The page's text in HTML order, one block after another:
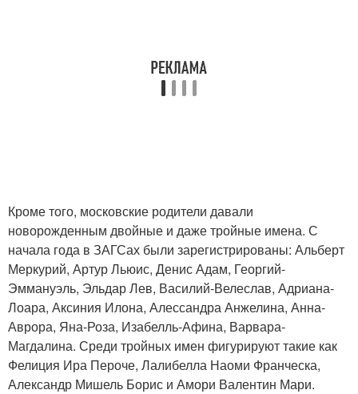
Кроме того, московские родители давали
новорожденным двойные и даже тройные имена. С
начала года в ЗАГСах были зарегистрированы: Альберт
Меркурий, Артур Льюис, Денис Адам, Георгий-
Эммануэль, Эльдар Лев, Василий-Велеслав, Адриана-
Лоара, Аксиния Илона, Алессандра Анжелина, Анна-
Аврора, Яна-Роза, Изабелль-Афина, Варвара-
Магдалина. Среди тройных имен фигурируют такие как
Фелиция Ира Пероче, Лалибелла Наоми Франческа,
Александр Мишель Борис и Амори Валентин Мари.